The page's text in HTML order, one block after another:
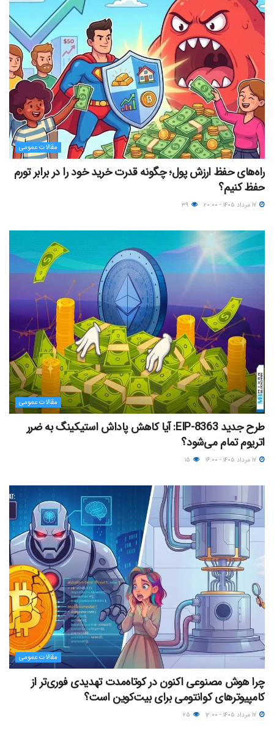
مقالات عمومی
راه‌های حفظ ارزش پول؛ چگونه قدرت خرید خود را در برابر تورم
حفظ کنیم؟
مقالات عمومی
طرح جدید EIP-8363: آیا کاهش پاداش استیکینگ به ضرر
اتریوم تمام می‌شود؟
مقالات عمومی
چرا هوش مصنوعی اکنون در کوتاه‌مدت تهدیدی فوری‌تر از
کامپیوترهای کوانتومی برای بیت‌کوین است؟